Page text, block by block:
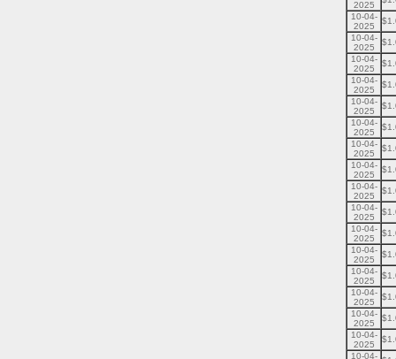
2025
10-04-
2025
10-04-
2025
10-04-
2025
10-04-
2025
10-04-
2025
10-04-
2025
10-04-
2025
10-04-
2025
10-04-
2025
10-04-
2025
10-04-
2025
10-04-
2025
10-04-
2025
10-04-
2025
10-04-
2025
10-04-
2025
10-04-